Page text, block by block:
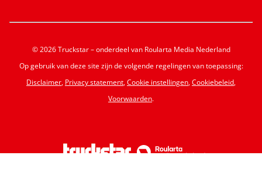
© 2026 Truckstar – onderdeel van Roularta Media Nederland
Op gebruik van deze site zijn de volgende regelingen van toepassing:
Disclaimer, Privacy statement,Cookie instellingen,Cookiebeleid,
Voorwaarden.